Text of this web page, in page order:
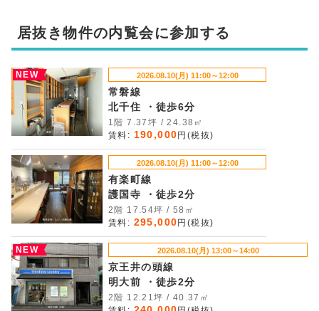
居抜き物件の内覧会に参加する
NEW 2026.08.10(月) 11:00～12:00
常磐線
北千住 ・徒歩6分
1階 7.37坪 / 24.38㎡
賃料: 190,000円(税抜)
2026.08.10(月) 11:00～12:00
有楽町線
護国寺 ・徒歩2分
2階 17.54坪 / 58㎡
賃料: 295,000円(税抜)
NEW 2026.08.10(月) 13:00～14:00
京王井の頭線
明大前 ・徒歩2分
2階 12.21坪 / 40.37㎡